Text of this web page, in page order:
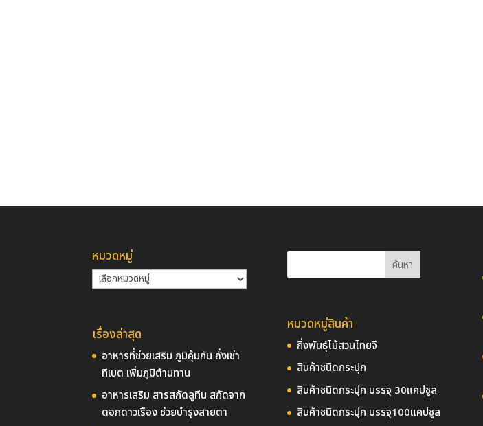
หมวดหมู่
หมวด
หมู่
เรื่องล่าสุด
อาหารที่ช่วยเสริม ภูมิคุ้มกัน ถั่งเช่า
ทิเบต เพิ่มภูมิต้านทาน
อาหารเสริม สารสกัดลูทีน สกัดจาก
ดอกดาวเรือง ช่วยบำรุงสายตา
หมวดหมู่สินค้า
กิ่งพันธุ์ไม้สวนไทยจี
สินค้าชนิดกระปุก
สินค้าชนิดกระปุก บรรจุ 30แคปซูล
สินค้าชนิดกระปุก บรรจุ100แคปซูล